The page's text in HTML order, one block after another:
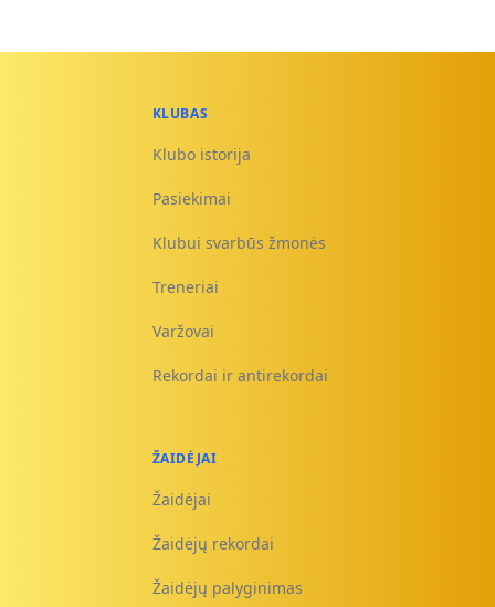
KLUBAS
Klubo istorija
Pasiekimai
Klubui svarbūs žmonės
Treneriai
Varžovai
Rekordai ir antirekordai
ŽAIDĖJAI
Žaidėjai
Žaidėjų rekordai
Žaidėjų palyginimas